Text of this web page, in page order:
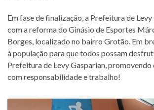
Em fase de finalização, a Prefeitura de
com a reforma do Ginásio de Esportes
Borges, localizado no bairro Grotão. Em
à população para que todos possam
Prefeitura de Levy Gasparian,
com responsabilidade e trabalho!